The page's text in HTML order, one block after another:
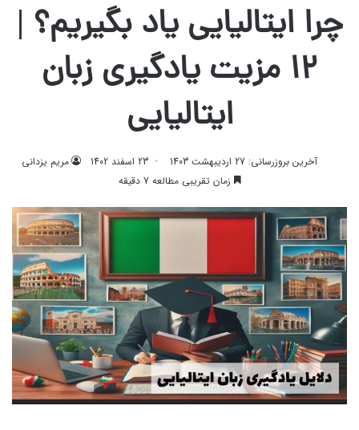
چرا ایتالیایی یاد بگیریم؟ |
۱۲ مزیت یادگیری زبان
ایتالیایی
مریم یزدانی 23 اسفند 1402
آخرین بروزرسانی: 27 اردیبهشت 1403
زمان تقریبی مطالعه 7 دقیقه